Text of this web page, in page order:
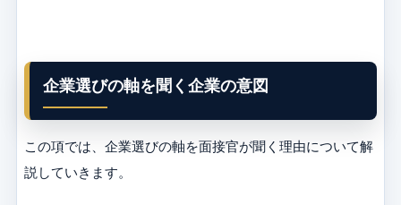
企業選びの軸を聞く企業の意図
この項では、企業選びの軸を面接官が聞く理由について解
説していきます。